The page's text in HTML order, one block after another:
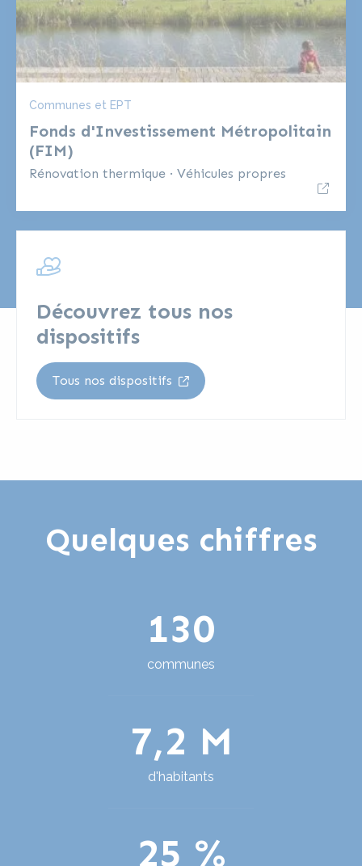
Communes et EPT
Fonds d'Investissement Métropolitain
(FIM)
Rénovation thermique · Véhicules propres
Découvrez tous nos
dispositifs
Tous nos dispositifs
Quelques chiffres
130
communes
7,2 M
d'habitants
25 %